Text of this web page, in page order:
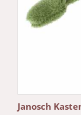
Janosch